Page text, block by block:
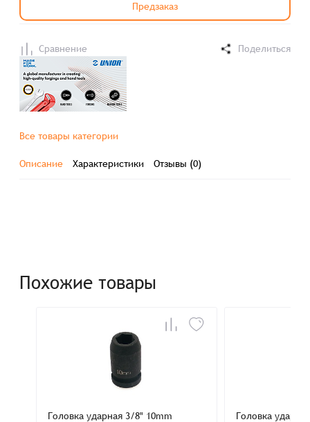
Предзаказ
Сравнение Поделиться
Все товары категории
Описание Характеристики Отзывы (0)
Похожие товары
Головка ударная 3/8" 10mm
Головка